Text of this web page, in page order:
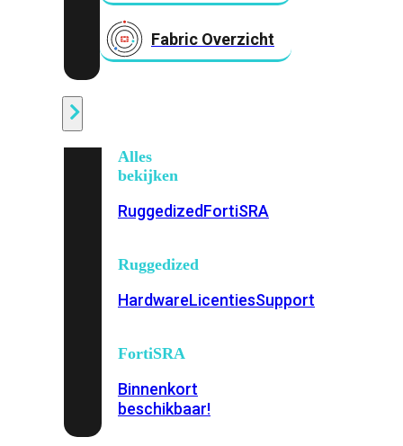
Fabric Overzicht
Alles
bekijken
RuggedizedFortiSRA
Ruggedized
HardwareLicentiesSupport
FortiSRA
Binnenkort
beschikbaar!